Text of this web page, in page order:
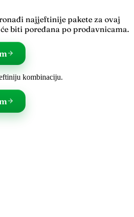
najjeftinije pakete za ovaj
biti poređana po prodavnicama.
kombinaciju.